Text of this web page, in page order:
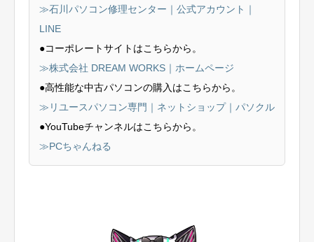
≫石川パソコン修理センター｜公式アカウント｜
LINE
●コーポレートサイトはこちらから。
≫株式会社 DREAM WORKS｜ホームページ
●高性能な中古パソコンの購入はこちらから。
≫リユースパソコン専門｜ネットショップ｜パソクル
●YouTubeチャンネルはこちらから。
≫PCちゃんねる